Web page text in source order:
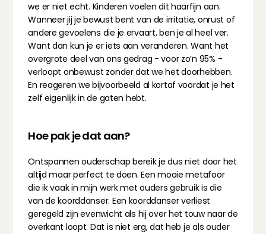
we er niet echt. Kinderen voelen dit haarfijn aan.
Wanneer jij je bewust bent van de irritatie, onrust of
andere gevoelens die je ervaart, ben je al heel ver.
Want dan kun je er iets aan veranderen. Want het
overgrote deel van ons gedrag - voor zo’n 95% -
verloopt onbewust zonder dat we het doorhebben.
En reageren we bijvoorbeeld al kortaf voordat je het
zelf eigenlijk in de gaten hebt.
Hoe pak je dat aan?
Ontspannen ouderschap bereik je dus niet door het
altijd maar perfect te doen. Een mooie metafoor
die ik vaak in mijn werk met ouders gebruik is die
van de koorddanser. Een koorddanser verliest
geregeld zijn evenwicht als hij over het touw naar de
overkant loopt. Dat is niet erg, dat heb je als ouder